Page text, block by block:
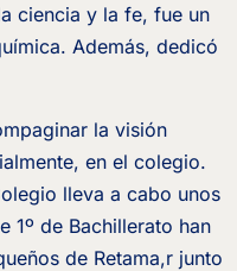
ciencia y la fe, fue un
Además, dedicó
la visión
en el colegio.
lleva a cabo unos
1º de Bachillerato han
de Retama,r junto